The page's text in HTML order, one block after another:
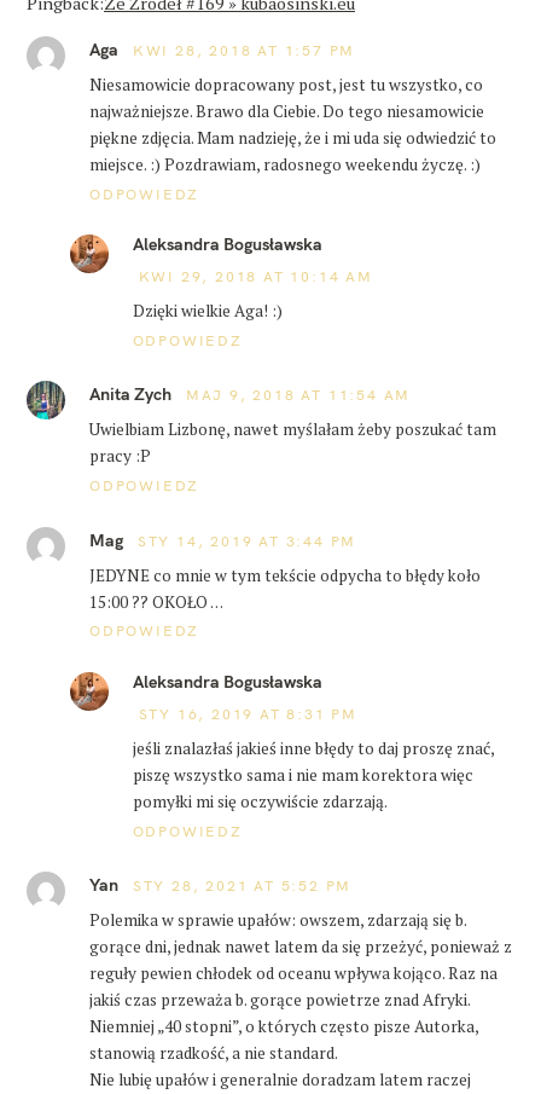
Aga KWI 28, 2018 AT 1:57 PM
Niesamowicie dopracowany post, jest tu wszystko, co
najważniejsze. Brawo dla Ciebie. Do tego niesamowicie
piękne zdjęcia. Mam nadzieję, że i mi uda się odwiedzić to
miejsce. :) Pozdrawiam, radosnego weekendu życzę. :)
ODPOWIEDZ
Aleksandra Bogusławska
KWI 29, 2018 AT 10:14 AM
Dzięki wielkie Aga! :)
ODPOWIEDZ
Anita Zych MAJ 9, 2018 AT 11:54 AM
Uwielbiam Lizbonę, nawet myślałam żeby poszukać tam
pracy :P
ODPOWIEDZ
Mag STY 14, 2019 AT 3:44 PM
JEDYNE co mnie w tym tekście odpycha to błędy koło
15:00 ?? OKOŁO …
ODPOWIEDZ
Aleksandra Bogusławska
STY 16, 2019 AT 8:31 PM
jeśli znalazłaś jakieś inne błędy to daj proszę znać,
piszę wszystko sama i nie mam korektora więc
pomyłki mi się oczywiście zdarzają.
ODPOWIEDZ
Yan STY 28, 2021 AT 5:52 PM
Polemika w sprawie upałów: owszem, zdarzają się b.
gorące dni, jednak nawet latem da się przeżyć, ponieważ z
reguły pewien chłodek od oceanu wpływa kojąco. Raz na
jakiś czas przeważa b. gorące powietrze znad Afryki.
Niemniej „40 stopni”, o których często pisze Autorka,
stanowią rzadkość, a nie standard.
Nie lubię upałów i generalnie doradzam latem raczej